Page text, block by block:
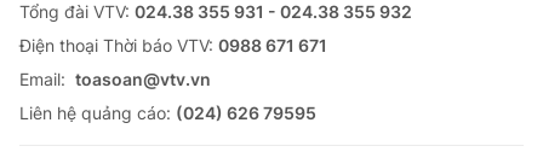
® Cấm sao chép dưới mọi hình thức nếu không có sự chấp
thuận bằng văn bản. Ghi rõ nguồn VTV.vn khi phát hành lại
thông tin từ website này.
Tổng đài VTV: 024.38 355 931 - 024.38 355 932
Ðiện thoại Thời báo VTV: 0988 671 671
Email: toasoan@vtv.vn
Liên hệ quảng cáo: (024) 626 79595